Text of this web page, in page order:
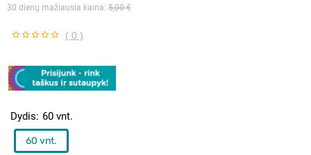
30 dienų mažiausia kaina: 5,00 €
( 0 )
Dydis 60 vnt.
60 vnt.